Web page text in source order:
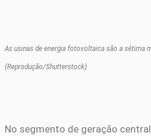
As usinas de energia fotovoltaica são a sétima
(Reprodução/Shutterstock)
No segmento de geração